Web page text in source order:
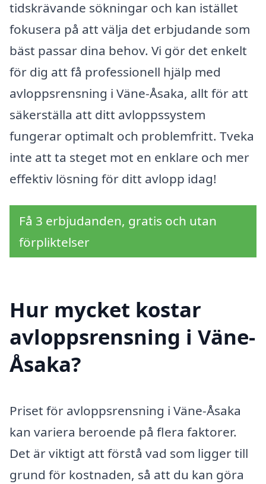
tidskrävande sökningar och kan istället
fokusera på att välja det erbjudande som
bäst passar dina behov. Vi gör det enkelt
för dig att få professionell hjälp med
avloppsrensning i Väne-Åsaka, allt för att
säkerställa att ditt avloppssystem
fungerar optimalt och problemfritt. Tveka
inte att ta steget mot en enklare och mer
effektiv lösning för ditt avlopp idag!
Få 3 erbjudanden, gratis och utan
förpliktelser
Hur mycket kostar
avloppsrensning i Väne-
Åsaka?
Priset för avloppsrensning i Väne-Åsaka
kan variera beroende på flera faktorer.
Det är viktigt att förstå vad som ligger till
grund för kostnaden, så att du kan göra